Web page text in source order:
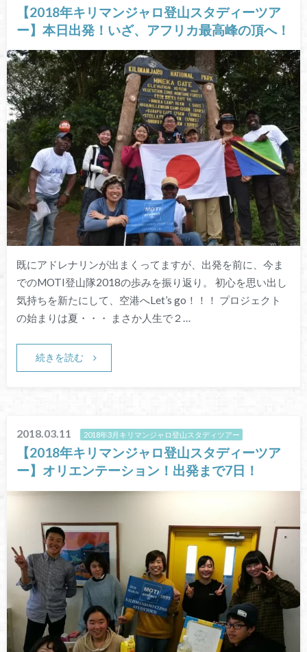
【2018年キリマンジャロ登山スタディーツア
ー】本日出発！いざ、アフリカ最高峰の頂へ！
既にアドレナリンが出まくってますが、出発を前に、今ま
でのMOTI登山隊2018の歩みを振り返り。 初心を思い出し
気持ちを新たにして、空港へLet’s go！！！ プロジェクト
の始まりは夏・・・ まさか人生で２…
続きを読む
2018.03.11 2018年3月キリマンジャロ登山スタディツアー
【2018年キリマンジャロ登山スタディーツア
ー】オリエンテーション！出発まで7日！